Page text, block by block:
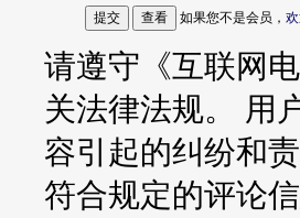
如果您不是会员，
请遵守《互联网
关法律法规。 用
容引起的纠纷和
符合规定的评论